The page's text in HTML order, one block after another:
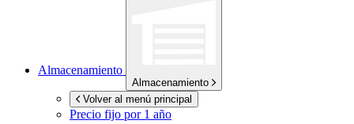
Almacenamiento
Almacenamiento
Volver al menú principal
Precio fijo por 1 año